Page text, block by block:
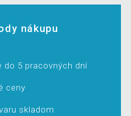
nákupu
do 5 pracovných dní
ceny
skladom